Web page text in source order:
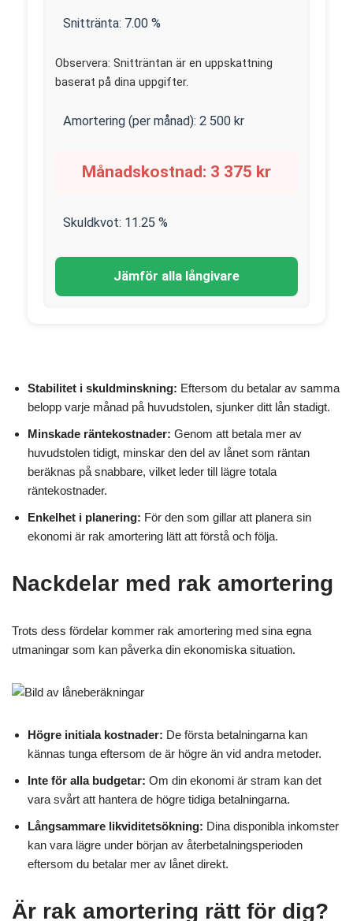
Snittränta: 7.00 %
Observera: Snitträntan är en uppskattning
baserat på dina uppgifter.
Amortering (per månad): 2 500 kr
Månadskostnad: 3 375 kr
Skuldkvot: 11.25 %
Jämför alla långivare
Stabilitet i skuldminskning: Eftersom du betalar av samma
belopp varje månad på huvudstolen, sjunker ditt lån stadigt.
Minskade räntekostnader: Genom att betala mer av
huvudstolen tidigt, minskar den del av lånet som räntan
beräknas på snabbare, vilket leder till lägre totala
räntekostnader.
Enkelhet i planering: För den som gillar att planera sin
ekonomi är rak amortering lätt att förstå och följa.
Nackdelar med rak amortering
Trots dess fördelar kommer rak amortering med sina egna
utmaningar som kan påverka din ekonomiska situation.
Högre initiala kostnader: De första betalningarna kan
kännas tunga eftersom de är högre än vid andra metoder.
Inte för alla budgetar: Om din ekonomi är stram kan det
vara svårt att hantera de högre tidiga betalningarna.
Långsammare likviditetsökning: Dina disponibla inkomster
kan vara lägre under början av återbetalningsperioden
eftersom du betalar mer av lånet direkt.
Är rak amortering rätt för dig?